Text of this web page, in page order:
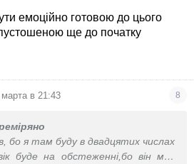
емоційно готовою до цього
ще до початку
марта в 21:43 8
бо я там буду в двадцятих числах
буде на обстеженні,бо він має